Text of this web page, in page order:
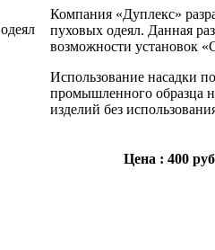
Компания «Дуплекс»
пуховых одеял. Данная
возможности установок
Использование насадки
промышленного образца
изделий без
Цена : 400